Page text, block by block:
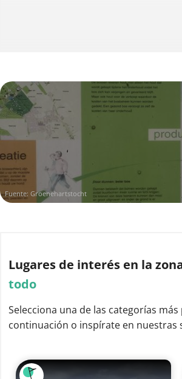
Fuente: Groenehartstocht
Lugares de interés en la
todo
Selecciona una de las categorías
continuación o inspírate en nuestras